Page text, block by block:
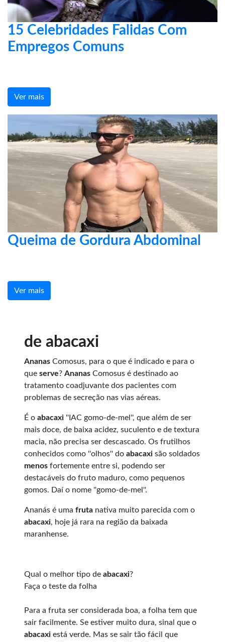
15 Celebridades Falidas Com
Empregos Comuns
Ver mais
Queima de Gordura Abdominal
Ver mais
de abacaxi
Ananas Comosus, para o que é indicado e para o
que serve? Ananas Comosus é destinado ao
tratamento coadjuvante dos pacientes com
problemas de secreção nas vias aéreas.
É o abacaxi ''IAC gomo-de-mel'', que além de ser
mais doce, de baixa acidez, suculento e de textura
macia, não precisa ser descascado. Os frutilhos
conhecidos como ''olhos'' do abacaxi são soldados
menos fortemente entre si, podendo ser
destacáveis do fruto maduro, como pequenos
gomos. Daí o nome ''gomo-de-mel''.
Ananás é uma fruta nativa muito parecida com o
abacaxi, hoje já rara na região da baixada
maranhense.
Qual o melhor tipo de abacaxi?
Faça o teste da folha
Para a fruta ser considerada boa, a folha tem que
sair facilmente. Se estiver muito dura, sinal que o
abacaxi está verde. Mas se sair tão fácil que